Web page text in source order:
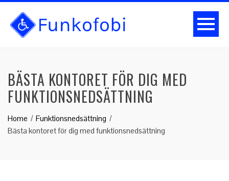
BÄSTA KONTORET FÖR DIG MED
FUNKTIONSNEDSÄTTNING
Home
Funktionsnedsättning
Bästa kontoret för dig med funktionsnedsättning